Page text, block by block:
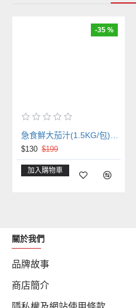
-35 %
$130 $199
加入購物車
關於我們
品牌故事
商店簡介